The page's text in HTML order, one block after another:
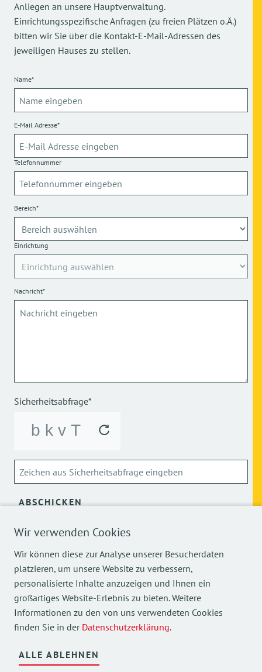
Wir verwenden Cookies
Wir können diese zur Analyse unserer Besucherdaten
platzieren, um unsere Website zu verbessern,
personalisierte Inhalte anzuzeigen und Ihnen ein
großartiges Website-Erlebnis zu bieten. Weitere
Informationen zu den von uns verwendeten Cookies
finden Sie in der Datenschutzerklärung.
ALLE ABLEHNEN
Anliegen an unsere Hauptverwaltung.
Einrichtungsspezifische Anfragen (zu freien Plätzen o.Ä.)
bitten wir Sie über die Kontakt-E-Mail-Adressen des
jeweiligen Hauses zu stellen.
Name*
E-Mail Adresse*
Telefonnummer
Bereich*
Einrichtung
Nachricht*
Sicherheitsabfrage*
ABSCHICKEN
Über die Verarbeitung meiner personenbezogenen Daten
Mehr Einblicke in unsere Arbeit finden Sie auch auf
unseren Social Media Kanälen.